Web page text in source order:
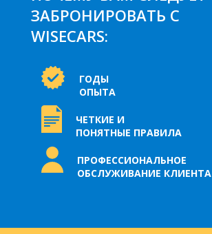
ЗАБРОНИРОВАТЬ С
WISECARS:
ГОДЫ
ОПЫТА
ЧЕТКИЕ И
ПОНЯТНЫЕ ПРАВИЛА
ПРОФЕССИОНАЛЬНОЕ
ОБСЛУЖИВАНИЕ КЛИЕНТА